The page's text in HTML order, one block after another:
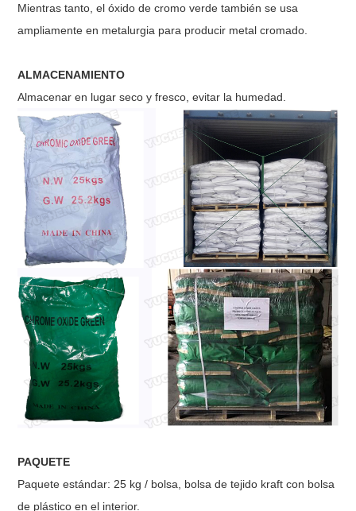
Mientras tanto, el óxido de cromo verde también se usa
ampliamente en metalurgia para producir metal cromado.
ALMACENAMIENTO
Almacenar en lugar seco y fresco, evitar la humedad.
PAQUETE
Paquete estándar: 25 kg / bolsa, bolsa de tejido kraft con bolsa
de plástico en el interior.